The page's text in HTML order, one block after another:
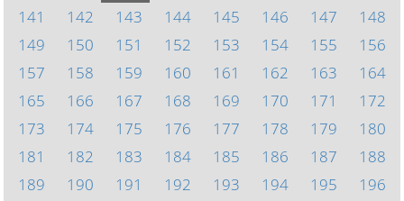
141
142 143 144 145 146 147
148
149
150 151 152 153 154 155
156
157
158 159 160 161 162 163
164
165
166 167 168 169 170 171
172
173
174 175 176 177 178 179
180
181
182 183 184 185 186 187
188
189
190 191 192 193 194 195
196